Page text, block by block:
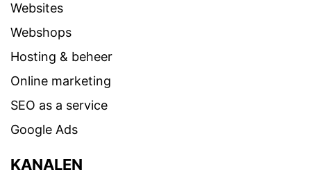
Websites
Webshops
Hosting & beheer
Online marketing
SEO as a service
Google Ads
KANALEN